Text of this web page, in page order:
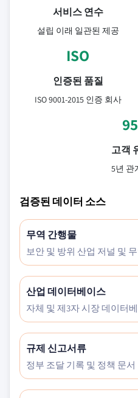
서비스 연수
설립 이래 일관된 제공
ISO
인증된 품질
ISO 9001-2015 인증 회사
고객
5년 관
검증된 데이터 소스
무역 간행물
보안 및 방위 산업 저널 및
산업 데이터베이스
자체 및 제3자 시장 데이터
규제 신고서류
정부 조달 기록 및 정책 문서